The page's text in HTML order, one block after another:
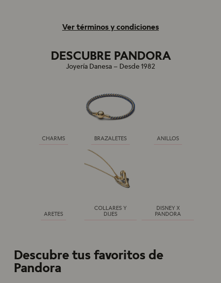
Ver términos y condiciones
DESCUBRE PANDORA
Joyería Danesa – Desde 1982
CHARMS BRAZALETES ANILLOS
ARETES
COLLARES Y
DIJES
DISNEY X
PANDORA
Descubre tus favoritos de
Pandora